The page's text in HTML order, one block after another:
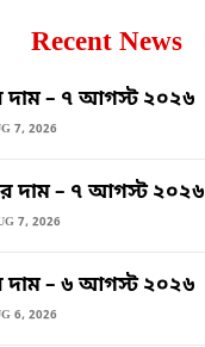
Recent News
– ৭ আগস্ট ২০২৬
7, 2026
– ৭ আগস্ট ২০২৬
7, 2026
– ৬ আগস্ট ২০২৬
6, 2026